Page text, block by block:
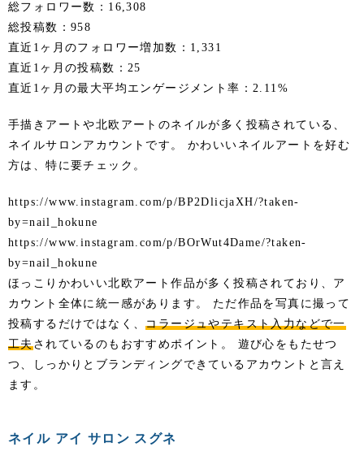
総フォロワー数：16,308
総投稿数：958
直近1ヶ月のフォロワー増加数：1,331
直近1ヶ月の投稿数：25
直近1ヶ月の最大平均エンゲージメント率：2.11%
手描きアートや北欧アートのネイルが多く投稿されている、
ネイルサロンアカウントです。 かわいいネイルアートを好む
方は、特に要チェック。
https://www.instagram.com/p/BP2DlicjaXH/?taken-
by=nail_hokune
https://www.instagram.com/p/BOrWut4Dame/?taken-
by=nail_hokune
ほっこりかわいい北欧アート作品が多く投稿されており、ア
カウント全体に統一感があります。 ただ作品を写真に撮って
投稿するだけではなく、コラージュやテキスト入力などで一
工夫されているのもおすすめポイント。 遊び心をもたせつ
つ、しっかりとブランディングできているアカウントと言え
ます。
ネイル アイ サロン スグネ